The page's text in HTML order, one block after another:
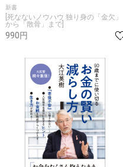
新書
[死なないノウハウ 独り身の「金欠」
から「散骨」まで]
990円